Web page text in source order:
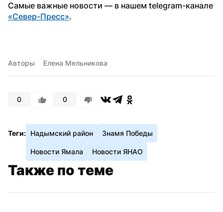
«Север-Пресс».
Авторы Елена Мельникова
0 0
Теги: Надымский район Знамя Победы
Новости Ямала Новости ЯНАО
Также по теме